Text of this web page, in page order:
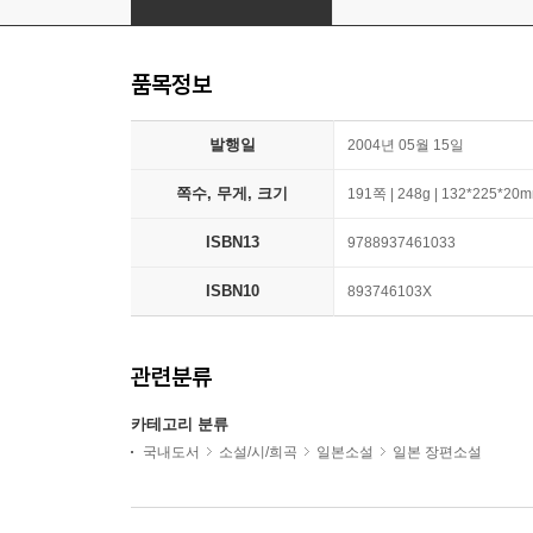
품목정보
발행일 2004년 05월 15일
쪽수, 무게, 크기 191쪽 | 248g |
ISBN13 9788937461033
ISBN10 893746103X
관련분류
카테고리 분류
국내도서 소설/시/희곡 일본소설 일본 장편소설